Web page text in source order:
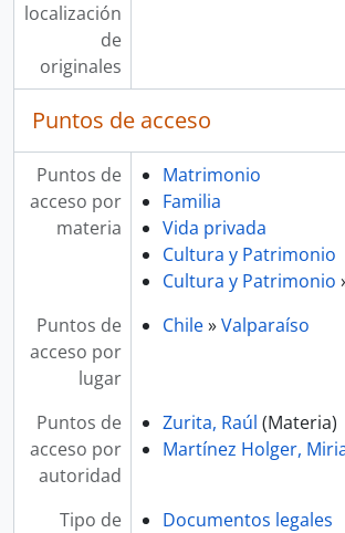
localización
de
originales
Puntos de acceso
Puntos de
acceso por
materia
Matrimonio
Familia
Vida privada
Cultura y Patrimonio
Cultura y Patrimonio
Puntos de
acceso por
lugar
Chile»Valparaíso
Puntos de
acceso por
autoridad
Zurita, Raúl (Materia)
Martínez Holger,
Tipo de
Documentos legales